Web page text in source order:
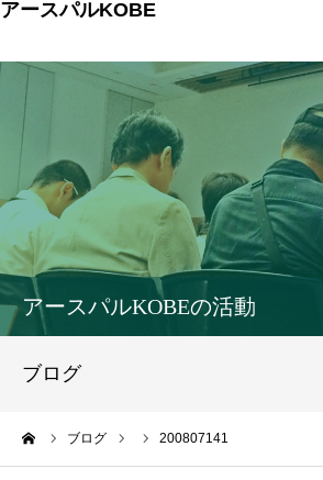
アースパルKOBE
アースパルKOBEの活動
ブログ
ブログ 200807141
アースパルKOBEとは
こうべエコちゃれゼミ
各種申込・お問合せ